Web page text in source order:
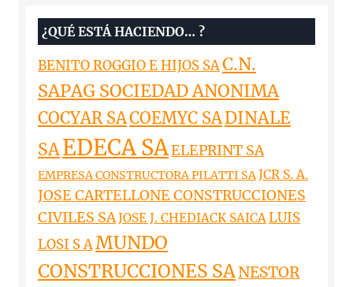
¿QUÉ ESTÁ HACIENDO… ?
BENITO ROGGIO E HIJOS SAC.N.
SAPAG SOCIEDAD ANONIMA
COCYAR SACOEMYC SADINALE
SAEDECA SAELEPRINT SA
EMPRESA CONSTRUCTORA PILATTI SAJCR S. A.
JOSE CARTELLONE CONSTRUCCIONES
CIVILES SAJOSE J. CHEDIACK SAICALUIS
LOSI S AMUNDO
CONSTRUCCIONES SANESTOR